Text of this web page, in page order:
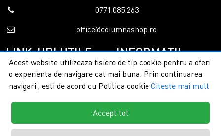
0771.085.263
office@columnashop.ro
LINK-URI UTILE
Acasa
Despre noi
Formular retur
INFORMATII
Garantie si service
Detalii livrare
Termeni si conditii
Acest website utilizeaza fisiere de tip cookie pentru a oferi
o experienta de navigare cat mai buna. Prin continuarea
navigarii, esti de acord cu Politica cookie Citeste mai mult
Accept tot